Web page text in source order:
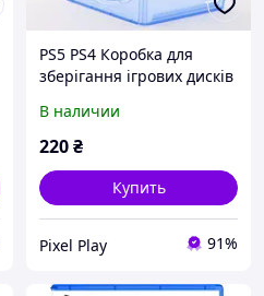
PS5 PS4 Коробка для
зберігання ігрових дисків
Упаковка для ігор
Одинарна
В наличии
220₴
Купить
Pixel Play 91%